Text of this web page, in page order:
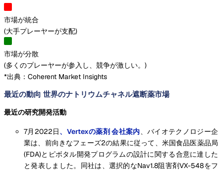
市場が統合
(大手プレーヤーが支配)
市場が分散
(多くのプレーヤーが参入し、競争が激しい。 )
*出典：Coherent Market Insights
最近の動向 世界のナトリウムチャネル遮断薬市場
最近の研究開発活動
7月2022日、Vertexの薬剤 会社案内、バイオテクノロジー企
業は、前向きなフェーズ2の結果に従って、米国食品医薬品局
(FDA)とピボタル開発プログラムの設計に関する合意に達した
と発表しました。同社は、選択的なNav1.8阻害剤VX-548をフ